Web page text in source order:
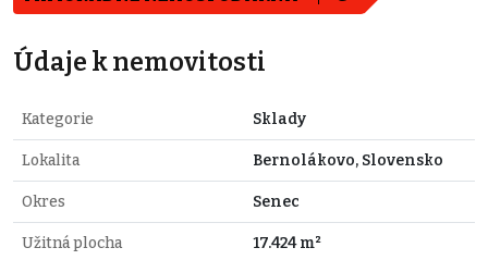
Údaje k nemovitosti
Kategorie Sklady
Lokalita Bernolákovo, Slovensko
Okres Senec
Užitná plocha 17.424 m²